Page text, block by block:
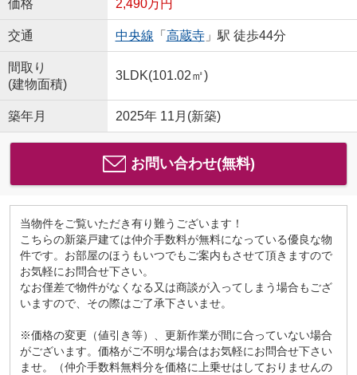
価格 2,490万円
交通 中央線 「 高蔵寺」駅 徒歩44分
間取り
(建物面積)
3LDK(101.02㎡)
築年月 2025年 11月(新築)
お問い合わせ(無料)
当物件をご覧いただき有り難うございます！
こちらの新築戸建ては仲介手数料が無料になっている優良な物
件です。お部屋のほうもいつでもご案内もさせて頂きますので
お気軽にお問合せ下さい。
なお僅差で物件がなくなる又は商談が入ってしまう場合もござ
いますので、その際はご了承下さいませ。
※価格の変更（値引き等）、更新作業が間に合っていない場合
がございます。価格がご不明な場合はお気軽にお問合せ下さい
ませ。（仲介手数料無料分を価格に上乗せはしておりませんの